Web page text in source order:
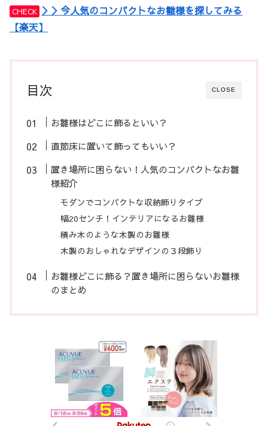
CHECK ＞＞今人気のコンパクトなお雛様を探してみる
【楽天】
CLOSE
目次
お雛様はどこに飾るといい？
直節床に置いて飾ってもいい？
置き場所に困らない！人気のコンパクトなお雛
様紹介
モダンでコンパクトな収納飾りタイプ
幅20センチ！インテリアになるお雛様
積み木のような木製のお雛様
木製のおしゃれなデザインの３段飾り
お雛様どこに飾る？置き場所に困らないお雛様
のまとめ